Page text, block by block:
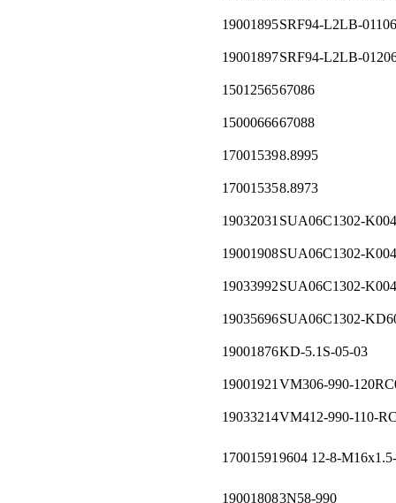
19001895SRF94-L2LB-
19001897SRF94-L2LB-
1501256567086
1500066667088
170015398.8995
170015358.8973
19032031 SUA06C1302-
19001908SUA06C1302-
19033992SUA06C1302-
19035696SUA06C1302-
19001876KD-5.1S-05-03
19001921 VM306-990-
19033214VM412-990-110-
17001591 9604 12-8-
190018083N58-990